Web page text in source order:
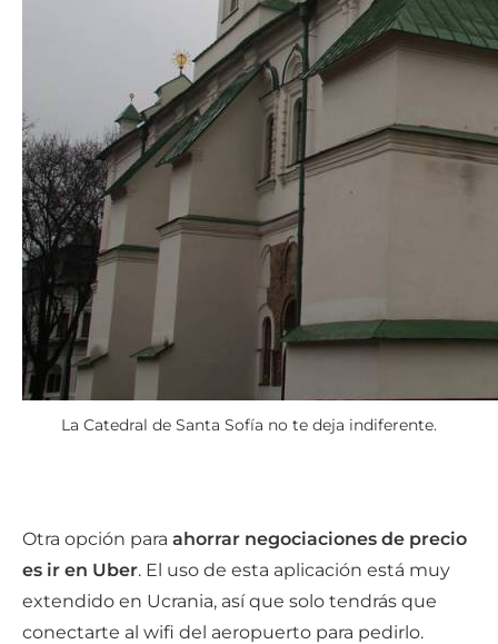
La Catedral de Santa Sofía no te deja indiferente.
Otra opción para ahorrar negociaciones de precio
es ir en Uber. El uso de esta aplicación está muy
extendido en Ucrania, así que solo tendrás que
conectarte al wifi del aeropuerto para pedirlo.